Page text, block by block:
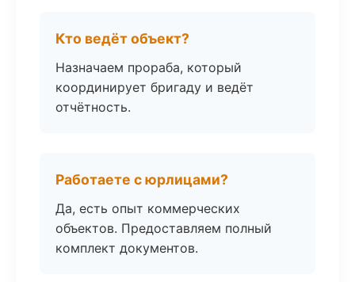
Кто ведёт объект?
Назначаем прораба, который
координирует бригаду и ведёт
отчётность.
Работаете с юрлицами?
Да, есть опыт коммерческих
объектов. Предоставляем полный
комплект документов.